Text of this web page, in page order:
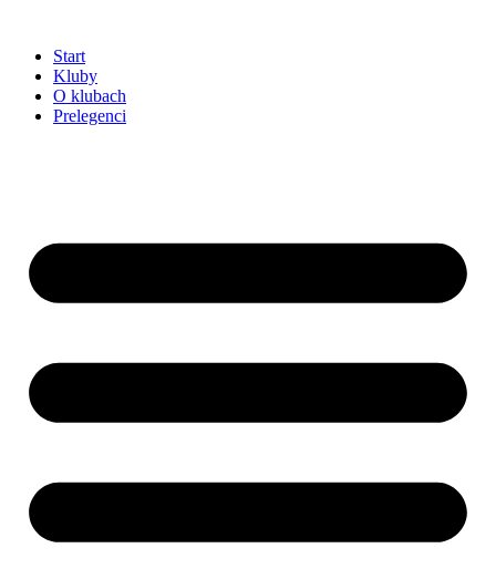
treści
Start
Kluby
O klubach
Prelegenci